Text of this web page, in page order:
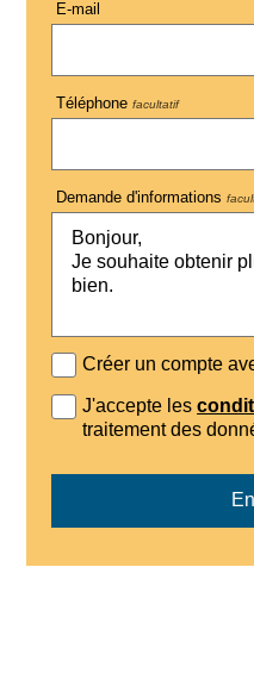
E-mail
Téléphone facultatif
Demande d'informations
Créer un compte
J'accepte les
traitement des